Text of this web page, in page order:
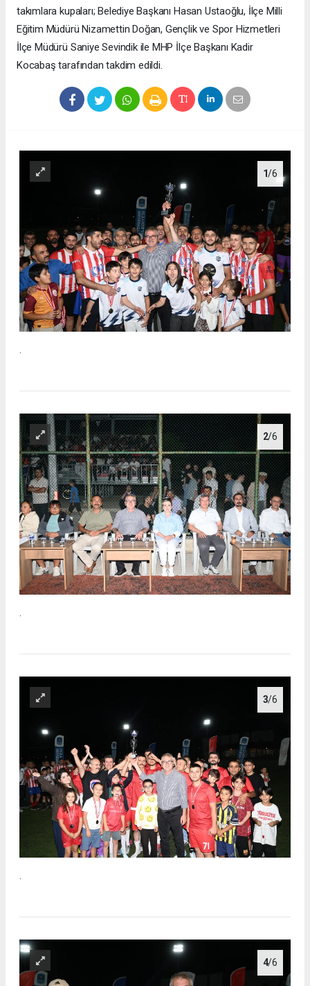
takımlara kupaları; Belediye Başkanı Hasan Ustaoğlu, İlçe Milli
Eğitim Müdürü Nizamettin Doğan, Gençlik ve Spor Hizmetleri
İlçe Müdürü Saniye Sevindik ile MHP İlçe Başkanı Kadir
Kocabaş tarafından takdim edildi.
1/6
2/6
3/6
4/6